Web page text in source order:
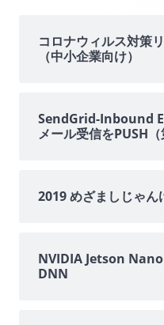
コロナウィルス対策
（中小企業向け）
SendGrid-Inbound
メール受信をPUSH（
2019 めざましじゃん
NVIDIA Jetson Nano
DNN